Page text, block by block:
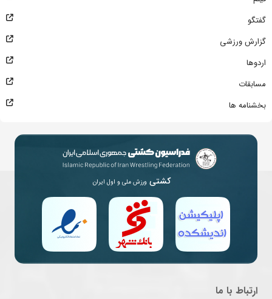
گفتگو
گزارش ورزشی
اردوها
مسابقات
بخشنامه ها
کشتی ورزش ملی و اول ایران
ارتباط با ما